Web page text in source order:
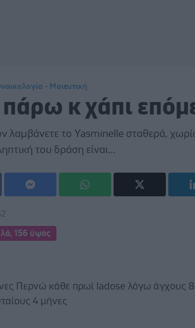
- Μαιευτική
πάρω κ χάπι
το Yasminelle σταθερά,
του δράση είναι...
156 ύψος
Περνώ κάθε πρωί ladose λόγω άγχους
4 μήνες